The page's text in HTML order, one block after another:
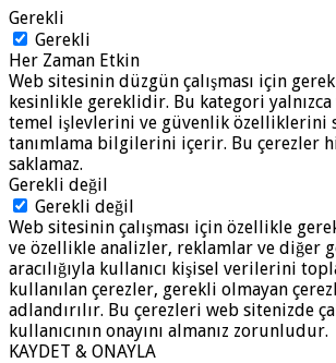
Gerekli
Gerekli
Her Zaman Etkin
Web sitesinin düzgün çalışması için
kesinlikle gereklidir. Bu kategori
temel işlevlerini ve güvenlik özelliklerini
tanımlama bilgilerini içerir. Bu çerezler
saklamaz.
Gerekli değil
Gerekli değil
Web sitesinin çalışması için özellikle
ve özellikle analizler, reklamlar ve diğer
aracılığıyla kullanıcı kişisel verilerini
kullanılan çerezler, gerekli olmayan
adlandırılır. Bu çerezleri web sitenizde
kullanıcının onayını almanız zorunludur.
KAYDET & ONAYLA